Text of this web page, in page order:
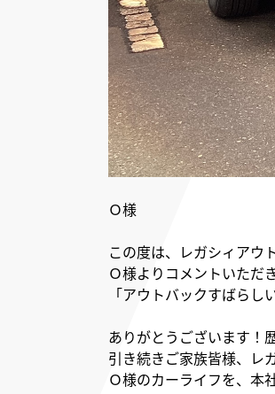
Ｏ様
この度は、レガシィアウ
Ｏ様よりコメントいただ
「アウトバックすばらしい
ありがとうございます！
引き続きご家族皆様、レ
Ｏ様のカーライフを、本